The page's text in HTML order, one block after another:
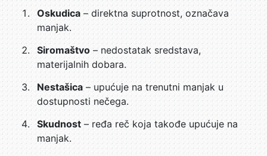
Oskudica – direktna suprotnost, označava
manjak.
Siromaštvo – nedostatak sredstava,
materijalnih dobara.
Nestašica– upućuje na trenutni manjak u
dostupnosti nečega.
Skudnost – ređa reč koja takođe upućuje na
manjak.